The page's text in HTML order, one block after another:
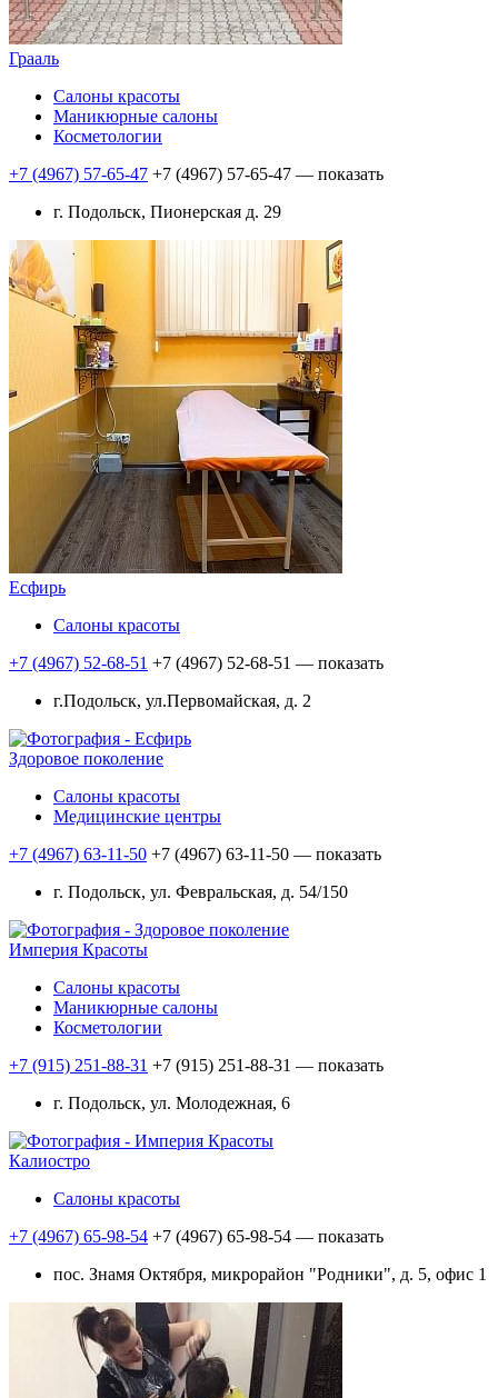
Грааль
Салоны красоты
Маникюрные салоны
Косметологии
+7 (4967) 57-65-47 +7 (4967) 57-65-47 — показать
г. Подольск, Пионерская д. 29
Есфирь
Салоны красоты
+7 (4967) 52-68-51 +7 (4967) 52-68-51 — показать
г.Подольск, ул.Первомайская, д. 2
Здоровое поколение
Салоны красоты
Медицинские центры
+7 (4967) 63-11-50 +7 (4967) 63-11-50 — показать
г. Подольск, ул. Февральская, д. 54/150
Империя Красоты
Салоны красоты
Маникюрные салоны
Косметологии
+7 (915) 251-88-31 +7 (915) 251-88-31 — показать
г. Подольск, ул. Молодежная, 6
Калиостро
Салоны красоты
+7 (4967) 65-98-54 +7 (4967) 65-98-54 — показать
пос. Знамя Октября, микрорайон "Родники", д. 5, офис 1